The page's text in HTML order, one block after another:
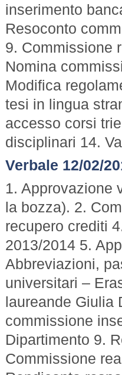
inserimento
Resoconto
9. Commissione
Nomina
Modifica
tesi in lingua
accesso corsi
disciplinari 14.
Verbale 12/02/
1. Approvazione
la bozza). 2.
recupero crediti
2013/2014 5.
Abbreviazioni,
universitari –
laureande Giulia
commissione
Dipartimento 9.
Commissione